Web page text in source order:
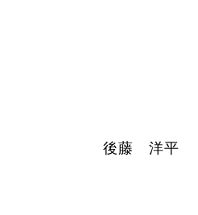
後藤 洋平